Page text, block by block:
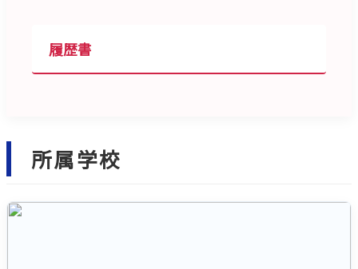
履歴書
所属学校